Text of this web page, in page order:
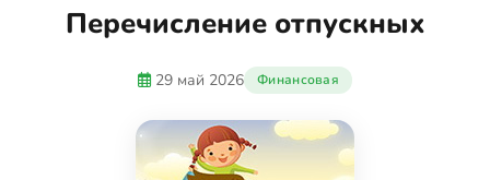
Перечисление отпускных
29 май 2026 Финансовая